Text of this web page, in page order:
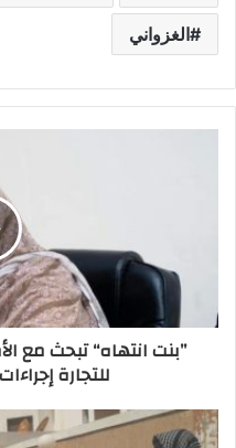
الغزواني
”بنت انتهاه“ تبحث مع
للتجارة